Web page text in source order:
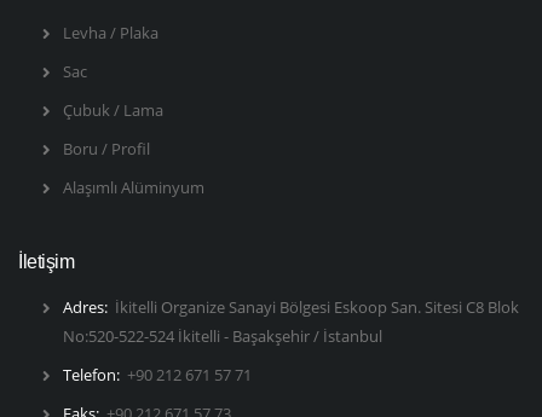
Levha / Plaka
Sac
Çubuk / Lama
Boru / Profil
Alaşımlı Alüminyum
İletişim
Adres: İkitelli Organize Sanayi Bölgesi Eskoop San. Sitesi C8 Blok
No:520-522-524 İkitelli - Başakşehir / İstanbul
Telefon: +90 212 671 57 71